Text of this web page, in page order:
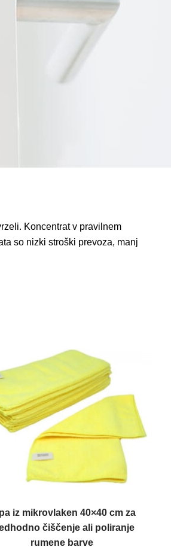
Koncentrat v pravilnem
so nizki stroški prevoza, manj
iz mikrovlaken 40×40 cm za
čiščenje ali poliranje
rumene barve